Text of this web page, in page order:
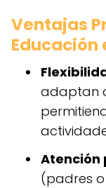
Ventajas
Educación
adaptan
Atención
(padres